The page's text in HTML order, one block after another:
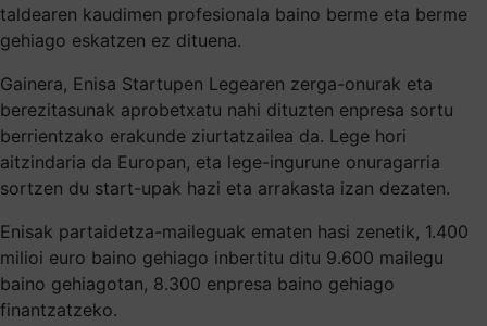
taldearen kaudimen profesionala baino berme eta berme
gehiago eskatzen ez dituena.
Gainera, Enisa Startupen Legearen zerga-onurak eta
berezitasunak aprobetxatu nahi dituzten enpresa sortu
berrientzako erakunde ziurtatzailea da. Lege hori
aitzindaria da Europan, eta lege-ingurune onuragarria
sortzen du start-upak hazi eta arrakasta izan dezaten.
Enisak partaidetza-maileguak ematen hasi zenetik, 1.400
milioi euro baino gehiago inbertitu ditu 9.600 mailegu
baino gehiagotan, 8.300 enpresa baino gehiago
finantzatzeko.